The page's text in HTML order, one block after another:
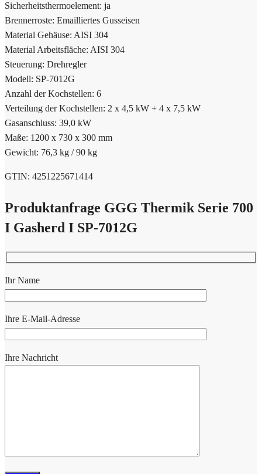
Sicherheitsthermoelement: ja
Brennerroste: Emailliertes Gusseisen
Material Gehäuse: AISI 304
Material Arbeitsfläche: AISI 304
Steuerung: Drehregler
Modell: SP-7012G
Anzahl der Kochstellen: 6
Verteilung der Kochstellen: 2 x 4,5 kW + 4 x 7,5 kW
Gasanschluss: 39,0 kW
Maße: 1200 x 730 x 300 mm
Gewicht: 76,3 kg / 90 kg
GTIN: 4251225671414
Produktanfrage GGG Thermik Serie 700
I Gasherd I SP-7012G
Ihr Name
Ihre E-Mail-Adresse
Ihre Nachricht